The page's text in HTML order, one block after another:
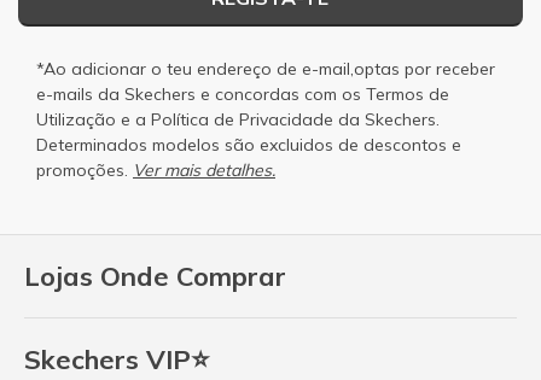
Lojas Onde Comprar
Skechers VIP⭐
*Ao adicionar o teu endereço de e-mail,optas por receber
e-mails da Skechers e concordas com os Termos de
Utilização e a Política de Privacidade da Skechers.
Determinados modelos são excluidos de descontos e
promoções. Ver mais detalhes.